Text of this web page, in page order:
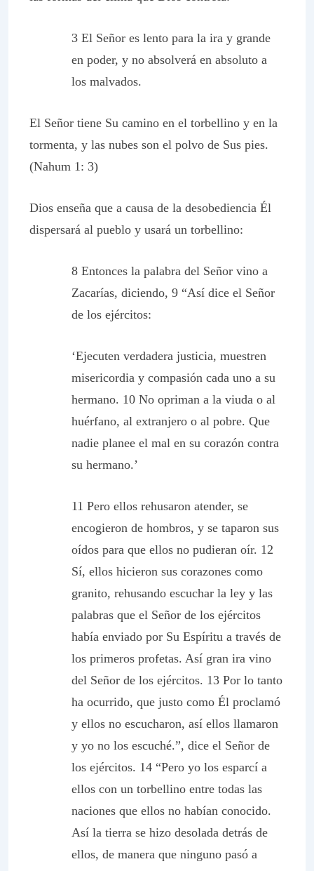
3 El Señor es lento para la ira y grande
en poder, y no absolverá en absoluto a
los malvados.
El Señor tiene Su camino en el torbellino y en la
tormenta, y las nubes son el polvo de Sus pies.
(Nahum 1: 3)
Dios enseña que a causa de la desobediencia Él
dispersará al pueblo y usará un torbellino:
8 Entonces la palabra del Señor vino a
Zacarías, diciendo, 9 “Así dice el Señor
de los ejércitos:
‘Ejecuten verdadera justicia, muestren
misericordia y compasión cada uno a su
hermano. 10 No opriman a la viuda o al
huérfano, al extranjero o al pobre. Que
nadie planee el mal en su corazón contra
su hermano.’
11 Pero ellos rehusaron atender, se
encogieron de hombros, y se taparon sus
oídos para que ellos no pudieran oír. 12
Sí, ellos hicieron sus corazones como
granito, rehusando escuchar la ley y las
palabras que el Señor de los ejércitos
había enviado por Su Espíritu a través de
los primeros profetas. Así gran ira vino
del Señor de los ejércitos. 13 Por lo tanto
ha ocurrido, que justo como Él proclamó
y ellos no escucharon, así ellos llamaron
y yo no los escuché.”, dice el Señor de
los ejércitos. 14 “Pero yo los esparcí a
ellos con un torbellino entre todas las
naciones que ellos no habían conocido.
Así la tierra se hizo desolada detrás de
ellos, de manera que ninguno pasó a